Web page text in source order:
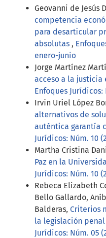
Geovanni de Jesús
competencia
para desarticular
absolutas ,
enero-junio
Jorge Martínez
acceso a la
Enfoques Jurídicos:
Irvin Uriel López
alternativos de
auténtica garantía
Jurídicos: Núm. 10
Martha Cristina
Paz en la
Jurídicos: Núm. 10
Rebeca Elizabeth
Bello Gallardo,
Balderas, Criterios
la legislación
Jurídicos: Núm. 05